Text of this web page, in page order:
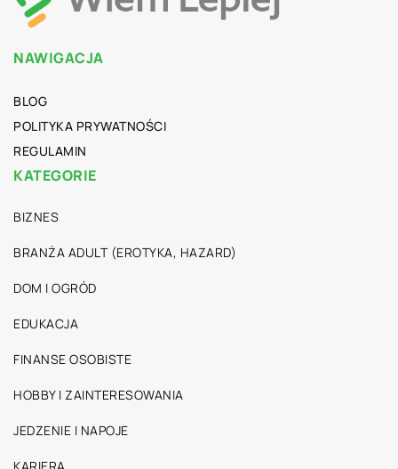
NAWIGACJA
BLOG
POLITYKA PRYWATNOŚCI
REGULAMIN
KATEGORIE
BIZNES
BRANŻA ADULT (EROTYKA, HAZARD)
DOM I OGRÓD
EDUKACJA
FINANSE OSOBISTE
HOBBY I ZAINTERESOWANIA
JEDZENIE I NAPOJE